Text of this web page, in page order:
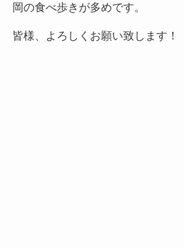
岡の食べ歩きが多めです。
皆様、よろしくお願い致します！